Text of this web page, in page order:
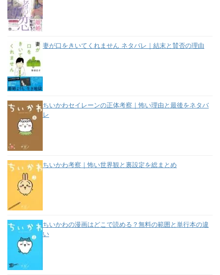
妻が口をきいてくれません ネタバレ｜結末と賛否の理由
ちいかわセイレーンの正体考察｜怖い理由と最後をネタバ
レ
ちいかわ考察｜怖い世界観と裏設定を総まとめ
ちいかわの漫画はどこで読める？無料の範囲と単行本の違
い